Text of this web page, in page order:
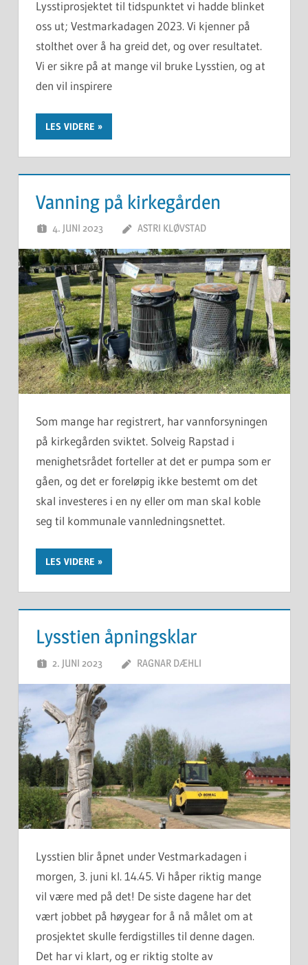
Lysstiprosjektet til tidspunktet vi hadde blinket
oss ut; Vestmarkadagen 2023. Vi kjenner på
stolthet over å ha greid det, og over resultatet.
Vi er sikre på at mange vil bruke Lysstien, og at
den vil inspirere
LES VIDERE
Vanning på kirkegården
4. JUNI 2023 ASTRI KLØVSTAD
Som mange har registrert, har vannforsyningen
på kirkegården sviktet. Solveig Rapstad i
menighetsrådet forteller at det er pumpa som er
gåen, og det er foreløpig ikke bestemt om det
skal investeres i en ny eller om man skal koble
seg til kommunale vannledningsnettet.
LES VIDERE
Lysstien åpningsklar
2. JUNI 2023 RAGNAR DÆHLI
Lysstien blir åpnet under Vestmarkadagen i
morgen, 3. juni kl. 14.45. Vi håper riktig mange
vil være med på det! De siste dagene har det
vært jobbet på høygear for å nå målet om at
prosjektet skulle ferdigstilles til denne dagen.
Det har vi klart, og er riktig stolte av